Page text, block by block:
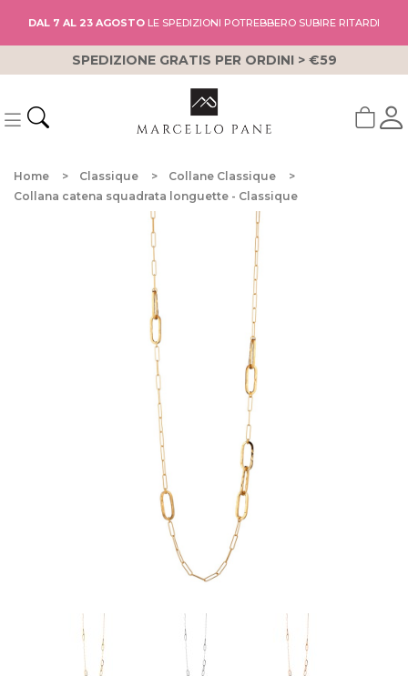
DAL 7 AL 23 AGOSTO LE SPEDIZIONI POTREBBERO SUBIRE RITARDI
SPEDIZIONE GRATIS PER ORDINI > €59
Home Classique
Collane Classique
Collana catena squadrata longuette - Classique